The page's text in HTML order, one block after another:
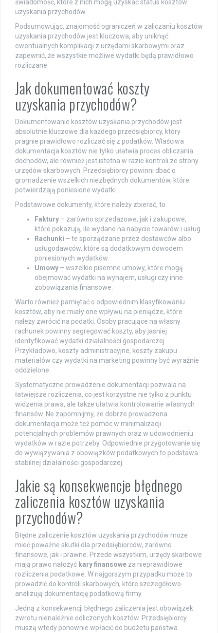
świadomość, które z nich mogą uzyskać status kosztów
uzyskania przychodów.
Podsumowując, znajomość ograniczeń w zaliczaniu kosztów
uzyskania przychodów jest kluczowa, aby uniknąć
ewentualnych komplikacji z urzędami skarbowymi oraz
zapewnić, że wszystkie możliwe wydatki będą prawidłowo
rozliczane.
Jak dokumentować koszty
uzyskania przychodów?
Dokumentowanie kosztów uzyskania przychodów jest
absolutnie kluczowe dla każdego przedsiębiorcy, który
pragnie prawidłowo rozliczać się z podatków. Właściwa
dokumentacja kosztów nie tylko ułatwia proces obliczania
dochodów, ale również jest istotna w razie kontroli ze strony
urzędów skarbowych. Przedsiębiorcy powinni dbać o
gromadzenie wszelkich niezbędnych dokumentów, które
potwierdzają poniesione wydatki.
Podstawowe dokumenty, które należy zbierać, to:
Faktury – zarówno sprzedażowe, jak i zakupowe,
które pokazują, ile wydano na nabycie towarów i usług.
Rachunki – te sporządzane przez dostawców albo
usługodawców, które są dodatkowym dowodem
poniesionych wydatków.
Umowy – wszelkie pisemne umowy, które mogą
obejmować wydatki na wynajem, usługi czy inne
zobowiązania finansowe.
Warto również pamiętać o odpowiednim klasyfikowaniu
kosztów, aby nie miały one wpływu na pieniądze, które
należy zwrócić na podatki. Osoby pracujące na własny
rachunek powinny segregować koszty, aby jasniej
identyfikować wydatki działalności gospodarczej.
Przykładowo, koszty administracyjne, koszty zakupu
materiałów czy wydatki na marketing powinny być wyraźnie
oddzielone.
Systematyczne prowadzenie dokumentacji pozwala na
łatwiejsze rozliczenia, co jest korzystne nie tylko z punktu
widzenia prawa, ale także ułatwia kontrolowanie własnych
finansów. Ne zapomnijmy, że dobrze prowadzona
dokumentacja może też pomóc w minimalizacji
potencjalnych problemów prawnych oraz w udowodnieniu
wydatków w razie potrzeby. Odpowiednie przygotowanie się
do wywiązywania z obowiązków podatkowych to podstawa
stabilnej działalności gospodarczej.
Jakie są konsekwencje błędnego
zaliczenia kosztów uzyskania
przychodów?
Błędne zaliczenie kosztów uzyskania przychodów może
mieć poważne skutki dla przedsiębiorców, zarówno
finansowe, jak i prawne. Przede wszystkim, urzędy skarbowe
mają prawo nałożyć kary finansowe za nieprawidłowe
rozliczenia podatkowe. W najgorszym przypadku może to
prowadzić do kontroli skarbowych, które szczegółowo
analizują dokumentację podatkową firmy.
Jedną z konsekwencji błędnego zaliczenia jest obowiązek
zwrotu nienależnie odliczonych kosztów. Przedsiębiorcy
muszą wtedy ponownie wpłacić do budżetu państwa